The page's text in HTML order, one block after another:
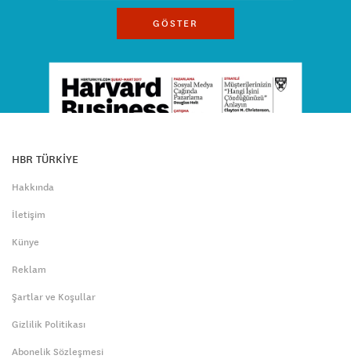
GÖSTER
HBR TÜRKİYE
Hakkında
İletişim
Künye
Reklam
Şartlar ve Koşullar
Gizlilik Politikası
Abonelik Sözleşmesi